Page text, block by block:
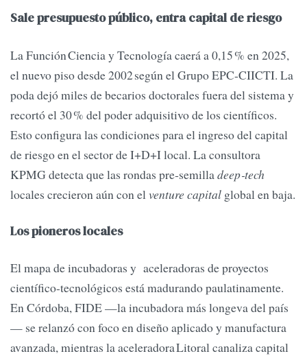
Sale presupuesto público, entra capital de riesgo
La Función Ciencia y Tecnología caerá a 0,15 % en 2025,
el nuevo piso desde 2002 según el Grupo EPC-CIICTI. La
poda dejó miles de becarios doctorales fuera del sistema y
recortó el 30 % del poder adquisitivo de los científicos.
Esto configura las condiciones para el ingreso del capital
de riesgo en el sector de I+D+I local. La consultora
KPMG detecta que las rondas pre‑semilladeep‑tech
locales crecieron aún con elventure capital global en baja.
Los pioneros locales
El mapa de incubadoras y aceleradoras de proyectos
científico-tecnológicos está madurando paulatinamente.
En Córdoba, FIDE —la incubadora más longeva del país
— se relanzó con foco en diseño aplicado y manufactura
avanzada, mientras la aceleradora Litoral canaliza capital